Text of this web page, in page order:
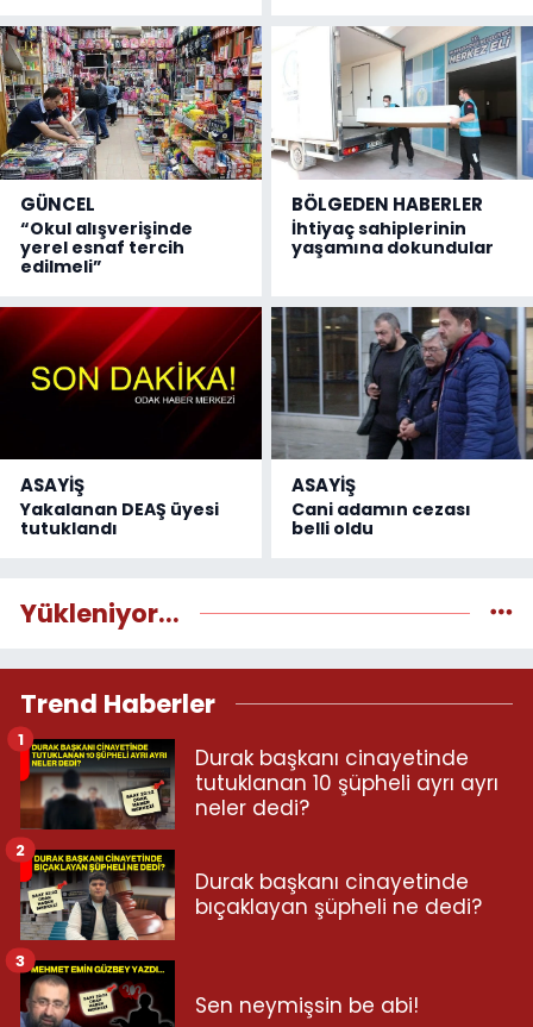
GÜNCEL
“Okul alışverişinde
yerel esnaf tercih
edilmeli”
BÖLGEDEN HABERLER
İhtiyaç sahiplerinin
yaşamına dokundular
ASAYİŞ
Yakalanan DEAŞ üyesi
tutuklandı
ASAYİŞ
Cani adamın cezası
belli oldu
Yükleniyor...
Trend Haberler
Durak başkanı cinayetinde
tutuklanan 10 şüpheli ayrı ayrı
neler dedi?
1
Durak başkanı cinayetinde
bıçaklayan şüpheli ne dedi?
2
Sen neymişsin be abi!
3